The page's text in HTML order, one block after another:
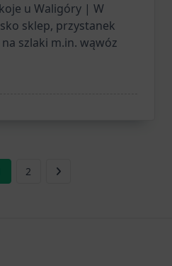
u Waligóry | W
sklep, przystanek
szlaki m.in. wąwóz
2